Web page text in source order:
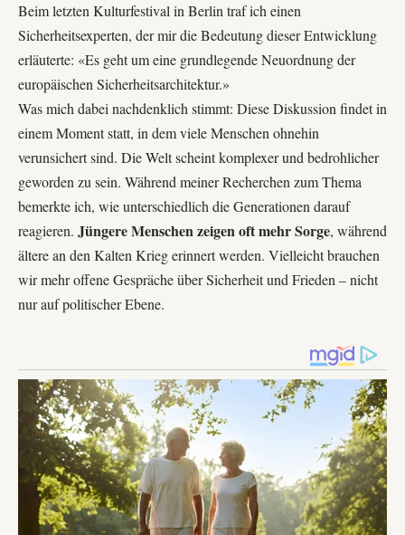
Beim letzten Kulturfestival in Berlin traf ich einen
Sicherheitsexperten, der mir die Bedeutung dieser Entwicklung
erläuterte: «Es geht um eine grundlegende Neuordnung der
europäischen Sicherheitsarchitektur.»
Was mich dabei nachdenklich stimmt: Diese Diskussion findet in
einem Moment statt, in dem viele Menschen ohnehin
verunsichert sind. Die Welt scheint komplexer und bedrohlicher
geworden zu sein. Während meiner Recherchen zum Thema
bemerkte ich, wie unterschiedlich die Generationen darauf
reagieren. Jüngere Menschen zeigen oft mehr Sorge, während
ältere an den Kalten Krieg erinnert werden. Vielleicht brauchen
wir mehr offene Gespräche über Sicherheit und Frieden – nicht
nur auf politischer Ebene.